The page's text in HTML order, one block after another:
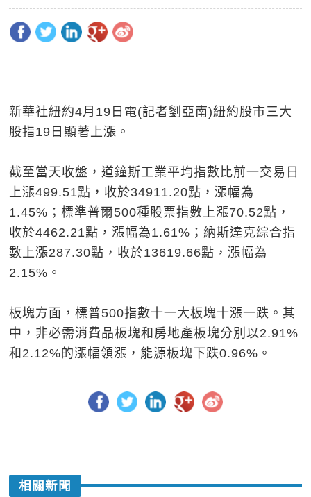
新華社紐約4月19日電(記者劉亞南)紐約股市三大
股指19日顯著上漲。
截至當天收盤，道鐘斯工業平均指數比前一交易日
上漲499.51點，收於34911.20點，漲幅為
1.45%；標準普爾500種股票指數上漲70.52點，
收於4462.21點，漲幅為1.61%；納斯達克綜合指
數上漲287.30點，收於13619.66點，漲幅為
2.15%。
板塊方面，標普500指數十一大板塊十漲一跌。其
中，非必需消費品板塊和房地產板塊分別以2.91%
和2.12%的漲幅領漲，能源板塊下跌0.96%。
相關新聞